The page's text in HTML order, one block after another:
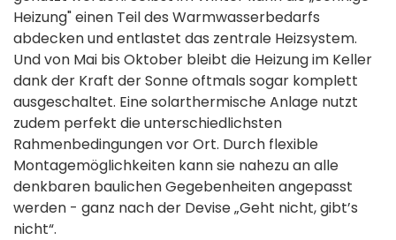
Heizung" einen Teil des Warmwasserbedarfs
abdecken und entlastet das zentrale Heizsystem.
Und von Mai bis Oktober bleibt die Heizung im Keller
dank der Kraft der Sonne oftmals sogar komplett
ausgeschaltet. Eine solarthermische Anlage nutzt
zudem perfekt die unterschiedlichsten
Rahmenbedingungen vor Ort. Durch flexible
Montagemöglichkeiten kann sie nahezu an alle
denkbaren baulichen Gegebenheiten angepasst
werden - ganz nach der Devise „Geht nicht, gibt’s
nicht“.